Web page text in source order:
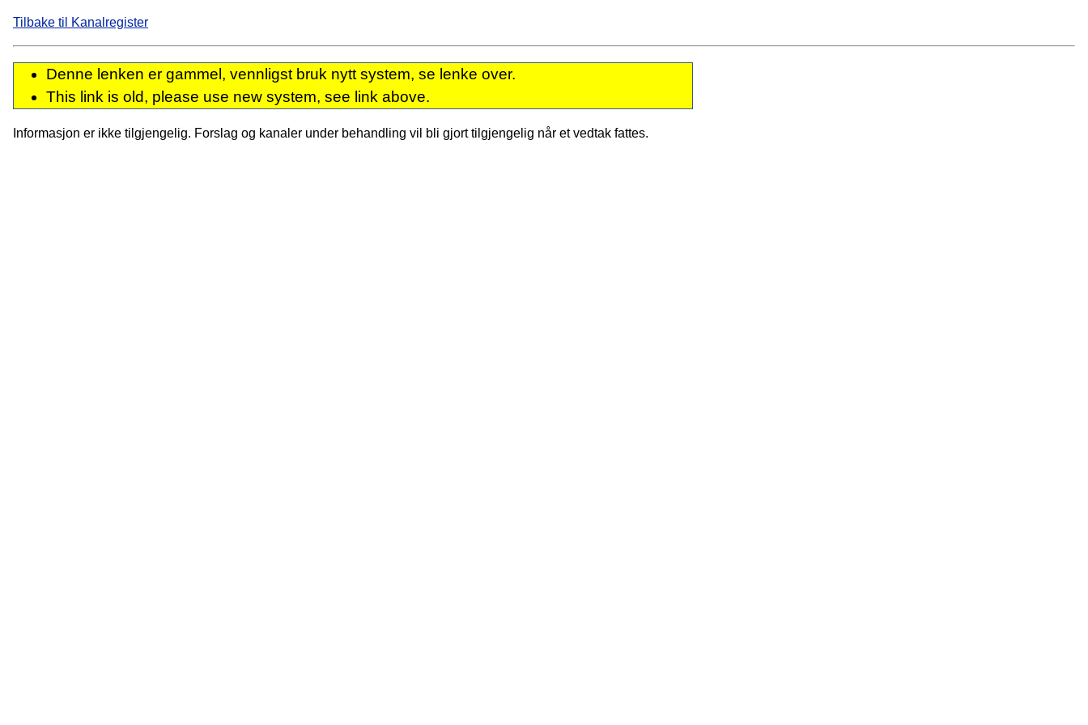
Tilbake til Kanalregister
Denne lenken er gammel, vennligst bruk nytt system, se lenke over.
This link is old, please use new system, see link above.
Informasjon er ikke tilgjengelig. Forslag og kanaler under behandling vil bli gjort tilgjengelig når et vedtak fattes.